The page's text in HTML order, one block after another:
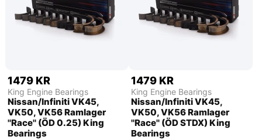
1479 KR
King Engine Bearings
Nissan/Infiniti VK45,
VK50, VK56 Ramlager
''Race'' (ÖD 0.25) King
Bearings
1479 KR
King Engine Bearings
Nissan/Infiniti VK45,
VK50, VK56 Ramlager
''Race'' (ÖD STDX) King
Bearings